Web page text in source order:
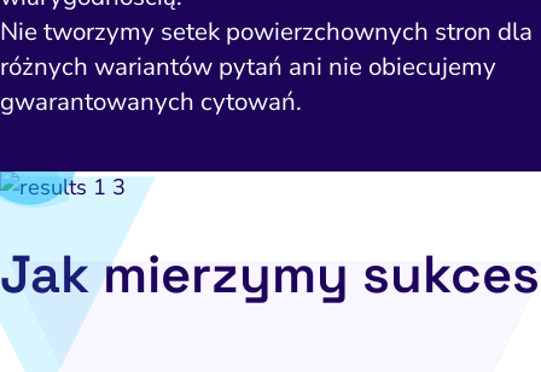
Nie tworzymy setek powierzchownych stron dla
różnych wariantów pytań ani nie obiecujemy
gwarantowanych cytowań.
Jak mierzymy sukces